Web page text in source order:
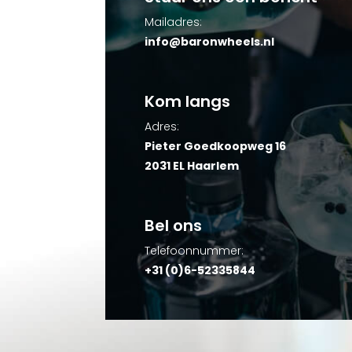
Mailadres:
info@baronwheels.nl
Kom langs
Adres:
Pieter Goedkoopweg 16
2031 EL Haarlem
Bel ons
Telefoonnummer:
+31 (0)6-52335844